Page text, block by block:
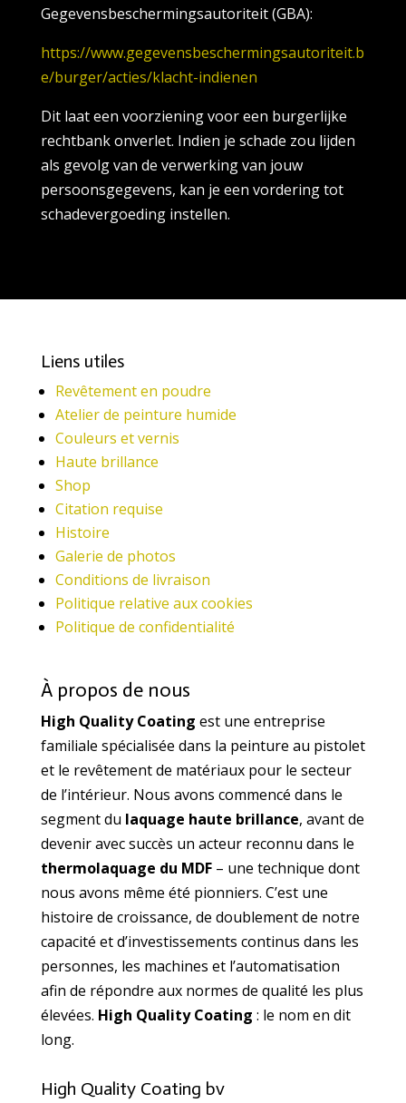
Gegevensbeschermingsautoriteit (GBA):
https://www.gegevensbeschermingsautoriteit.b
e/burger/acties/klacht-indienen
Dit laat een voorziening voor een burgerlijke
rechtbank onverlet. Indien je schade zou lijden
als gevolg van de verwerking van jouw
persoonsgegevens, kan je een vordering tot
schadevergoeding instellen.
Liens utiles
Revêtement en poudre
Atelier de peinture humide
Couleurs et vernis
Haute brillance
Shop
Citation requise
Histoire
Galerie de photos
Conditions de livraison
Politique relative aux cookies
Politique de confidentialité
À propos de nous
High Quality Coating est une entreprise
familiale spécialisée dans la peinture au pistolet
et le revêtement de matériaux pour le secteur
de l’intérieur. Nous avons commencé dans le
segment du laquage haute brillance, avant de
devenir avec succès un acteur reconnu dans le
thermolaquage du MDF– une technique dont
nous avons même été pionniers. C’est une
histoire de croissance, de doublement de notre
capacité et d’investissements continus dans les
personnes, les machines et l’automatisation
afin de répondre aux normes de qualité les plus
élevées. High Quality Coating : le nom en dit
long.
High Quality Coating bv